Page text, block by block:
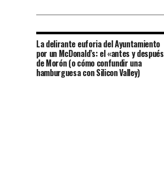
La delirante euforia del Ayuntamiento
por un McDonald’s: el «antes y
de Morón (o cómo confundir una
hamburguesa con Silicon Valley)